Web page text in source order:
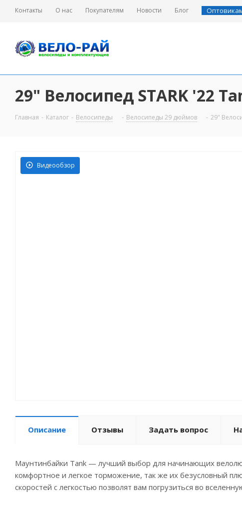
Контакты О нас Покупателям Новости Блог
29" Велосипед STARK '22
Главная - Каталог - Велосипеды - Велосипеды 29 дюймов - 29"
Видеообзор
Описание Отзывы Задать вопрос
Маунтинбайки Tank — лучший выбор для начинающих
комфортное и легкое торможение, так же их безусловный
скоростей с легкостью позволят вам погрузиться во